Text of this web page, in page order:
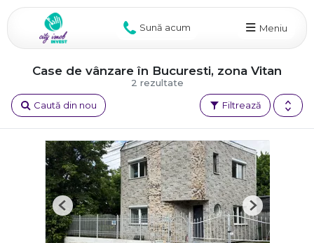
Sună acum Meniu
2 rezultate
Case de vânzare în Bucuresti, zona Vitan
Filtrează
Caută din nou
Previous Next